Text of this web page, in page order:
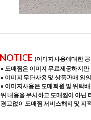
NOTICE (이미지사용에대한
• 도매찜은 이미지 무료제공하지
• 이미지 무단사용 및 상품판매 외
• 이미지사용은 도매회원 및 위탁
위 내용을 무시하고 도매찜이 아닌
경고없이 도매찜 서비스해지 및 지